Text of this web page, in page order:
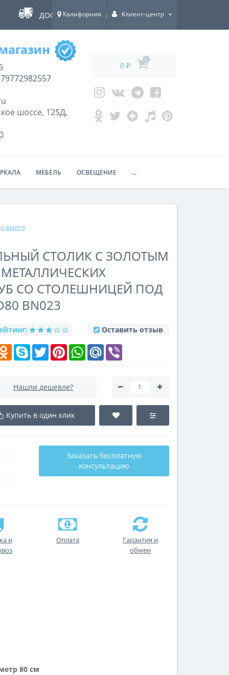
ДОСТАВКА ПО ВСЕЙ РОССИИ!
Калифорния Клиент-центр
шоссе, 125Д,
0 ₽
0
МЕБЕЛЬ ОСВЕЩЕНИЕ ...
BN023
СТОЛИК С ЗОЛОТЫМ
СО СТОЛЕШНИЦЕЙ ПОД
BN023
Оставить отзыв
Odnoklassniki
Skype Twitter PinterestWhatsAppMail.Ru
Нашли дешевле?
Купить в один клик
Заказать бесплатную
консультацию
и
Оплата
Гарантия и
обмен
80 см